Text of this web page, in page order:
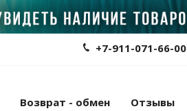
+7-911-071-66-00
Возврат - обмен Отзывы